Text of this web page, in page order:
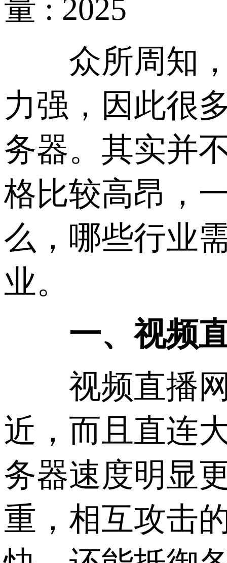
量 : 2025
众所周知，
力强，因此很
务器。其实并
格比较高昂，
么，哪些行业
业。
一、视频直
视频直播网
近，而且直连
务器速度明显
重，相互攻击